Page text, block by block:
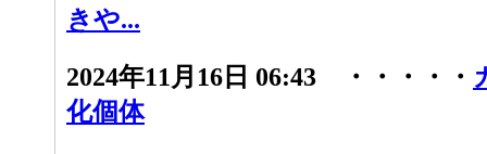
きや...
2024年11月16日 06:43 ・・・・・
化個体